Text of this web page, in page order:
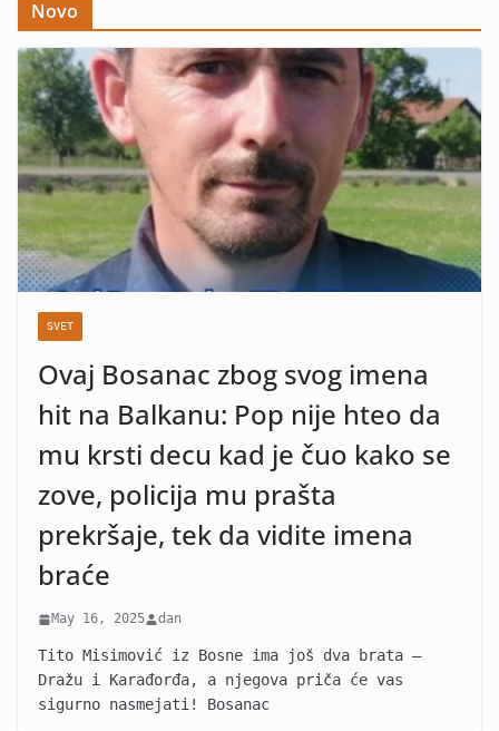
Novo
SVET
Ovaj Bosanac zbog svog imena
hit na Balkanu: Pop nije hteo da
mu krsti decu kad je čuo kako se
zove, policija mu prašta
prekršaje, tek da vidite imena
braće
May 16, 2025 dan
Tito Misimović iz Bosne ima još dva brata –
Dražu i Karađorđa, a njegova priča će vas
sigurno nasmejati! Bosanac